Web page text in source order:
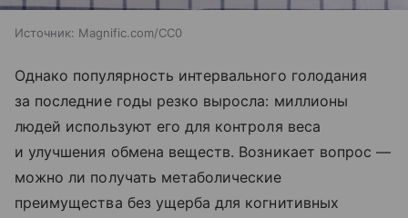
Источник: Magnific.com/CC0
Однако популярность интервального голодания
за последние годы резко выросла: миллионы
людей используют его для контроля веса
и улучшения обмена веществ. Возникает вопрос —
можно ли получать метаболические
преимущества без ущерба для когнитивных